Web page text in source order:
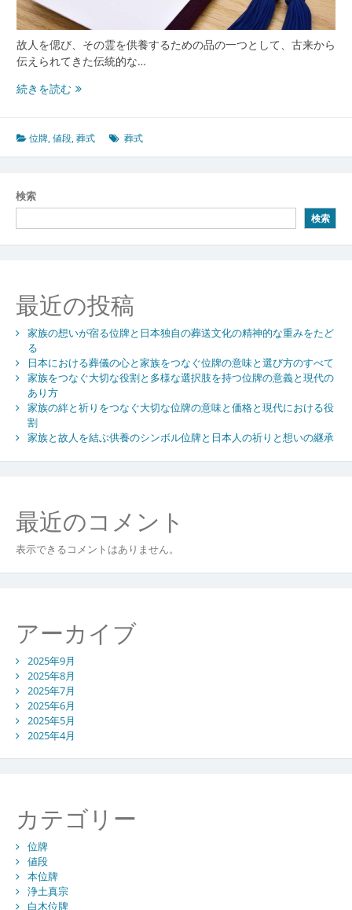
故人を偲び、その霊を供養するための品の一つとして、古来から
伝えられてきた伝統的な…
続きを読む時
え
て
位
牌
の
統
と
選
方
位牌,値段,葬式 葬式
検索
検索
最近の投稿
家族の想いが宿る位牌と日本独自の葬送文化の精神的な重みをたど
る
日本における葬儀の心と家族をつなぐ位牌の意味と選び方のすべて
家族をつなぐ大切な役割と多様な選択肢を持つ位牌の意義と現代の
あり方
家族の絆と祈りをつなぐ大切な位牌の意味と価格と現代における役
割
家族と故人を結ぶ供養のシンボル位牌と日本人の祈りと想いの継承
最近のコメント
表示できるコメントはありません。
アーカイブ
2025年9月
2025年8月
2025年7月
2025年6月
2025年5月
2025年4月
カテゴリー
位牌
値段
本位牌
浄土真宗
白木位牌